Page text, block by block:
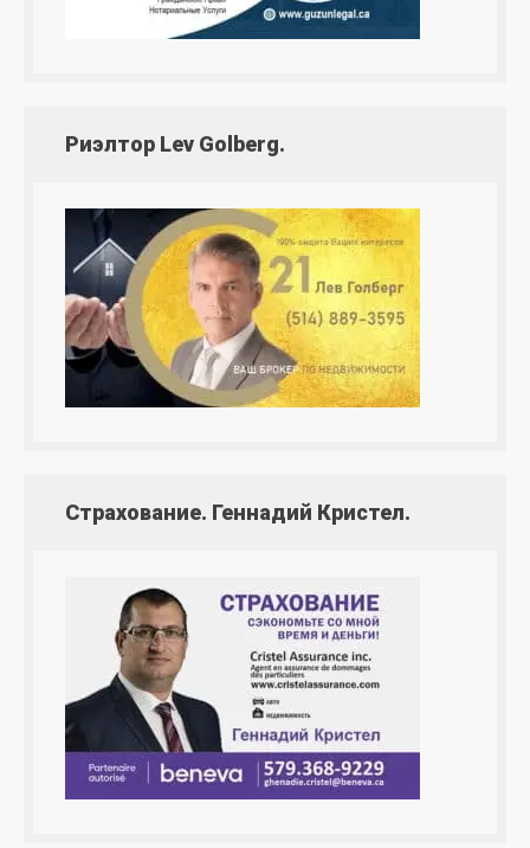
Риэлтор Lev Golberg.
Страхование. Геннадий Кристел.